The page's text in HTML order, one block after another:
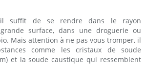
suffit de se rendre dans le rayon
surface, dans une droguerie ou
Mais attention à ne pas vous tromper, il
comme les cristaux de soude
et la soude caustique qui ressemblent